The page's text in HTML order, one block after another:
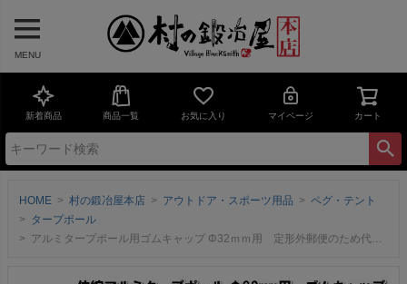
MENU
新着商品 商品一覧 お気に入り マイページ カート
HOME 村の鍛冶屋本店 アウトドア・スポーツ用品
ペグ・テント
タープポール
アルミタープポール用ゴムキャップ Φ32ｍｍ用 定形外郵便のため代引き、日時指定不可 【村の鍛冶屋】